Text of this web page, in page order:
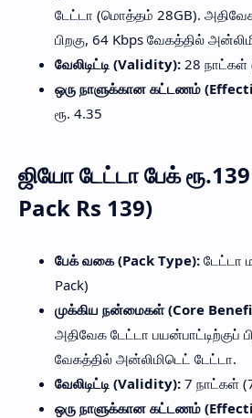
டேட்டா (மொத்தம் 28GB). அதிவேக
பிறகு, 64 Kbps வேகத்தில்
வேலிடிட்டி (Validity): 28 நாட்கள்
ஒரு நாளுக்கான கட்டணம்
ரூ. 4.35
ஜியோ டேட்டா பேக்
Pack Rs 139)
பேக் வகை (Pack Type): டேட்டா
Pack)
முக்கிய நன்மைகள் (Core
அதிவேக டேட்டா பயன்பாட்டிற்குப்
வேகத்தில் அன்லிமிடெட் டேட்டா.
வேலிடிட்டி (Validity): 7 நாட்கள்
ஒரு நாளுக்கான கட்டணம்